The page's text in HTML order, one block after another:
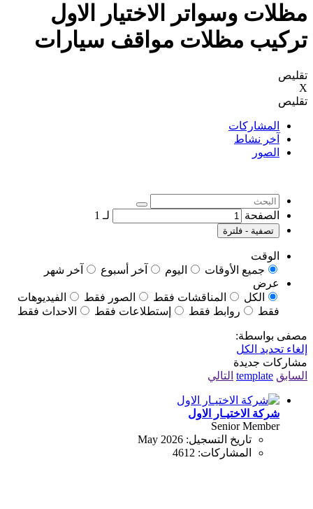
مظلات وسواتر الاختيار الاول
تركيب مظلات مواقف سيارات
تقليص
X
تقليص
المشاركات
آخر نشاط
الصور
الصفحة لـ 1
تصفية - فلترة
الوقت
جميع الأوقات
اليوم آخر أسبوع
آخر شهر
عرض
الكل
المناقشات فقط الصور فقط
الفيديوهات
فقط
روابط فقط إستطلاعات فقط الاحداث فقط
مصفى بواسطة:
إلغاء تحديد الكل
مشاركات جديدة
السابق template التالي
شركة الاختيـار الاول
Senior Member
تاريخ التسجيل: May 2026
المشاركات: 4612